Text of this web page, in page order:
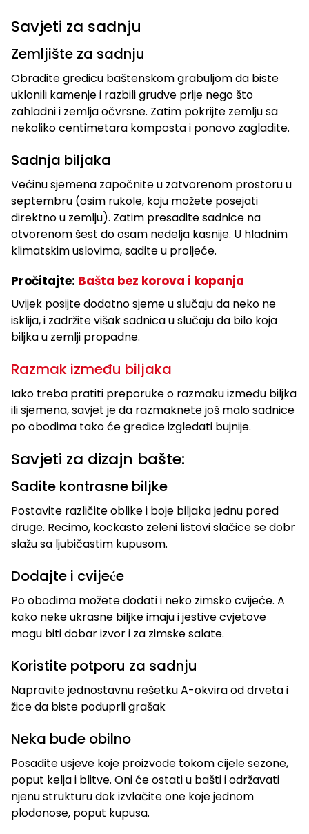
Savjeti za sadnju
Zemljište za sadnju
Obradite gredicu baštenskom grabuljom da biste
uklonili kamenje i razbili grudve prije nego što
zahladni i zemlja očvrsne. Zatim pokrijte zemlju sa
nekoliko centimetara komposta i ponovo zagladite.
Sadnja biljaka
Većinu sjemena započnite u zatvorenom prostoru u
septembru (osim rukole, koju možete posejati
direktno u zemlju). Zatim presadite sadnice na
otvorenom šest do osam nedelja kasnije. U hladnim
klimatskim uslovima, sadite u proljeće.
Pročitajte: Bašta bez korova i kopanja
Uvijek posijte dodatno sjeme u slučaju da neko ne
isklija, i zadržite višak sadnica u slučaju da bilo koja
biljka u zemlji propadne.
Razmak između biljaka
Iako treba pratiti preporuke o razmaku između biljka
ili sjemena, savjet je da razmaknete još malo sadnice
po obodima tako će gredice izgledati bujnije.
Savjeti za dizajn bašte:
Sadite kontrasne biljke
Postavite različite oblike i boje biljaka jednu pored
druge. Recimo, kockasto zeleni listovi slačice se dobr
slažu sa ljubičastim kupusom.
Dodajte i cvijeće
Po obodima možete dodati i neko zimsko cvijeće. A
kako neke ukrasne biljke imaju i jestive cvjetove
mogu biti dobar izvor i za zimske salate.
Koristite potporu za sadnju
Napravite jednostavnu rešetku A-okvira od drveta i
žice da biste poduprli grašak
Neka bude obilno
Posadite usjeve koje proizvode tokom cijele sezone,
poput kelja i blitve. Oni će ostati u bašti i održavati
njenu strukturu dok izvlačite one koje jednom
plodonose, poput kupusa.